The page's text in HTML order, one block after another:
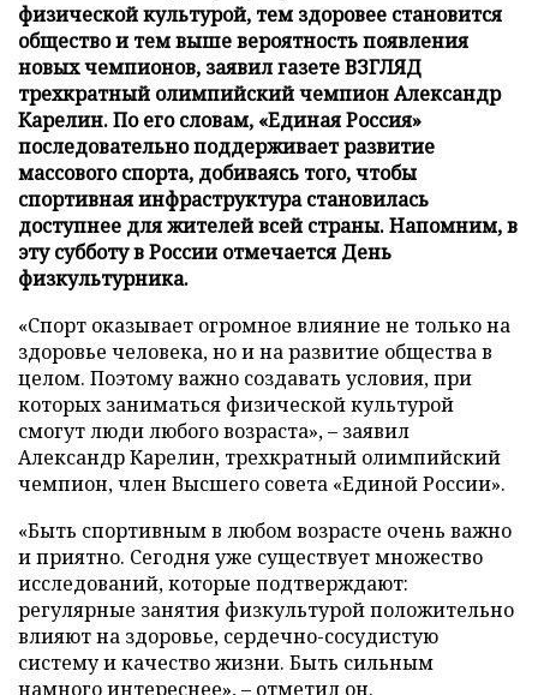
физической культурой, тем здоровее становится
общество и тем выше вероятность появления
новых чемпионов, заявил газете ВЗГЛЯД
трехкратный олимпийский чемпион Александр
Карелин. По его словам, «Единая Россия»
последовательно поддерживает развитие
массового спорта, добиваясь того, чтобы
спортивная инфраструктура становилась
доступнее для жителей всей страны. Напомним, в
эту субботу в России отмечается День
физкультурника.
«Спорт оказывает огромное влияние не только на
здоровье человека, но и на развитие общества в
целом. Поэтому важно создавать условия, при
которых заниматься физической культурой
смогут люди любого возраста», – заявил
Александр Карелин, трехкратный олимпийский
чемпион, член Высшего совета «Единой России».
«Быть спортивным в любом возрасте очень важно
и приятно. Сегодня уже существует множество
исследований, которые подтверждают:
регулярные занятия физкультурой положительно
влияют на здоровье, сердечно-сосудистую
систему и качество жизни. Быть сильным
намного интереснее», – отметил он.